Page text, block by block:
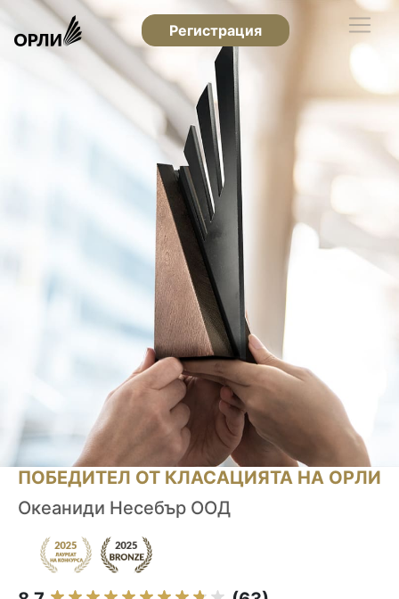
Регистрация
ПОБЕДИТЕЛ ОТ КЛАСАЦИЯТА НА ОРЛИ
Океаниди Несебър ООД